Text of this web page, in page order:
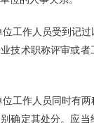
作人员受到记过
技术职称评审或者
作人员同时有两
确定其处分。应当